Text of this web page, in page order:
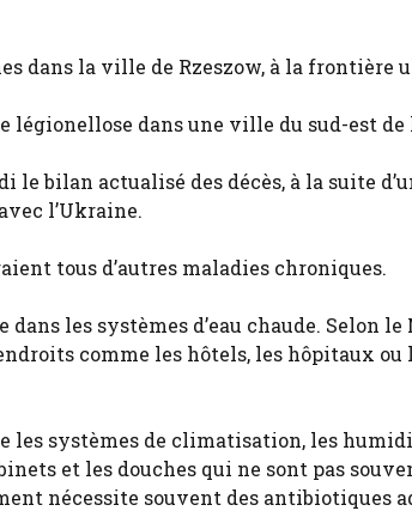
dans la ville de Rzeszow, à la frontière
légionellose dans une ville du sud-est de
bilan actualisé des décès, à la suite
l’Ukraine.
tous d’autres maladies chroniques.
les systèmes d’eau chaude. Selon le
comme les hôtels, les hôpitaux ou
les systèmes de climatisation, les
et les douches qui ne sont pas
nécessite souvent des antibiotiques